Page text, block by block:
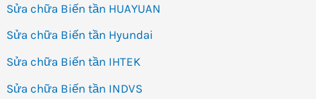
Sửa chữa Biến tần HUAYUAN
Sửa chữa Biến tần Hyundai
Sửa chữa Biến tần IHTEK
Sửa chữa Biến tần INDVS